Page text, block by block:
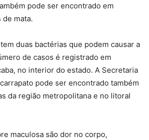
pode ser encontrado em
de mata.
duas bactérias que podem causar a
de casos é registrado em
no interior do estado. A Secretaria
pode ser encontrado também
da região metropolitana e no litoral
maculosa são dor no corpo,